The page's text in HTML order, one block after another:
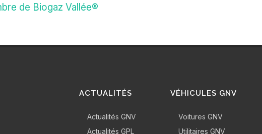
de Biogaz Vallée®
ACTUALITÉS
Actualités GNV
Actualités GPL
VÉHICULES GNV
Voitures GNV
Utilitaires GNV